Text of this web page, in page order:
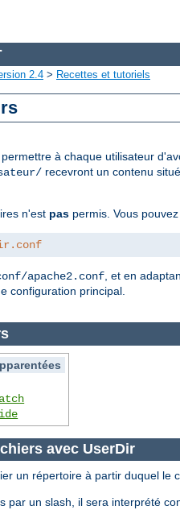
2.4 > Recettes et tutoriels
à chaque utilisateur
recevront un contenu
n'est pas permis. Vous
apache2.conf, et en
configuration principal.
avec UserDir
un répertoire à partir duquel le
par un slash, il sera interprété